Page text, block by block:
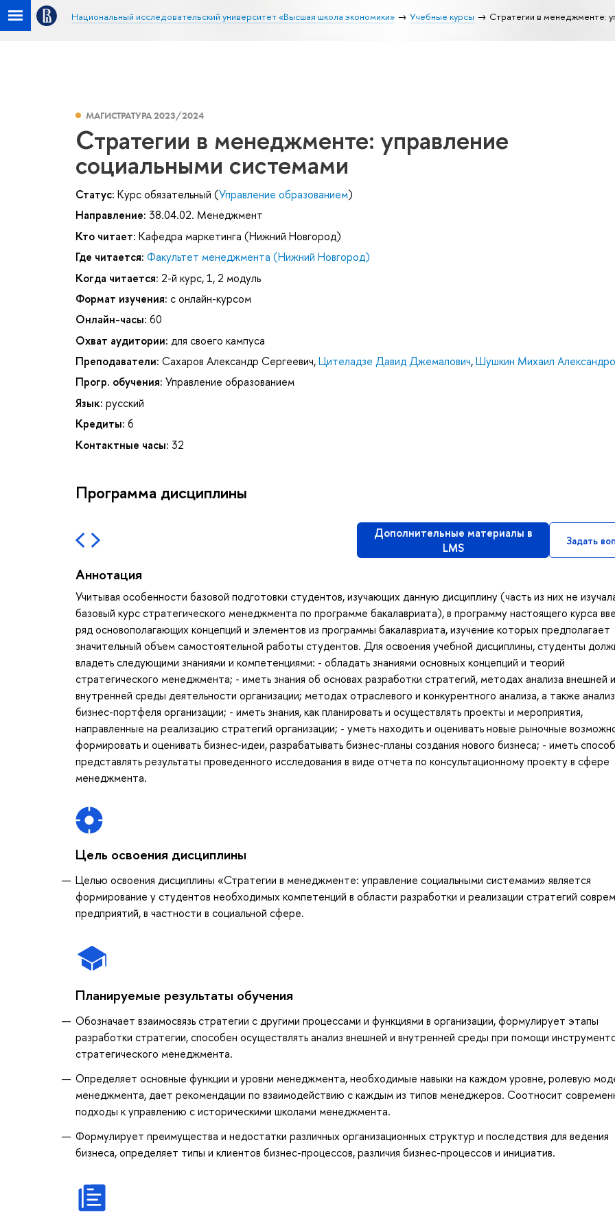
Национальный исследовательский университет «Высшая школа экономики» Учебные курсы Стратегии в менеджменте:
МАГИСТРАТУРА 2023/2024
Стратегии в менеджменте: управление
социальными системами
Статус: Курс обязательный (Управление образованием)
Направление: 38.04.02. Менеджмент
Кто читает: Кафедра маркетинга (Нижний Новгород)
Где читается: Факультет менеджмента (Нижний Новгород)
Когда читается: 2-й курс, 1, 2 модуль
Формат изучения: с онлайн-курсом
Онлайн-часы: 60
Охват аудитории: для своего кампуса
Преподаватели: Сахаров Александр Сергеевич,Цителадзе Давид Джемалович,Шушкин Михаил
Прогр. обучения: Управление образованием
Язык: русский
Кредиты: 6
Контактные часы: 32
Программа дисциплины
Дополнительные материалы в
LMS
Задать
Аннотация
Учитывая особенности базовой подготовки студентов, изучающих данную дисциплину (часть из них не
базовый курс стратегического менеджмента по программе бакалавриата), в программу настоящего курса
ряд основополагающих концепций и элементов из программы бакалавриата, изучение которых предполагает
значительный объем самостоятельной работы студентов. Для освоения учебной дисциплины, студенты
владеть следующими знаниями и компетенциями: - обладать знаниями основных концепций и теорий
стратегического менеджмента; - иметь знания об основах разработки стратегий, методах анализа внешней и
внутренней среды деятельности организации; методах отраслевого и конкурентного анализа, а также
бизнес-портфеля организации; - иметь знания, как планировать и осуществлять проекты и мероприятия,
направленные на реализацию стратегий организации; - уметь находить и оценивать новые рыночные
формировать и оценивать бизнес-идеи, разрабатывать бизнес-планы создания нового бизнеса; - иметь
представлять результаты проведенного исследования в виде отчета по консультационному проекту в сфере
менеджмента.
Цель освоения дисциплины
Целью освоения дисциплины «Стратегии в менеджменте: управление социальными системами» является
формирование у студентов необходимых компетенций в области разработки и реализации стратегий
предприятий, в частности в социальной сфере.
Планируемые результаты обучения
Обозначает взаимосвязь стратегии с другими процессами и функциями в организации, формулирует этапы
разработки стратегии, способен осуществлять анализ внешней и внутренней среды при помощи
стратегического менеджмента.
Определяет основные функции и уровни менеджмента, необходимые навыки на каждом уровне, ролевую
менеджмента, дает рекомендации по взаимодействию с каждым из типов менеджеров. Соотносит
подходы к управлению с историческими школами менеджмента.
Формулирует преимущества и недостатки различных организационных структур и последствия для ведения
бизнеса, определяет типы и клиентов бизнес-процессов, различия бизнес-процессов и инициатив.